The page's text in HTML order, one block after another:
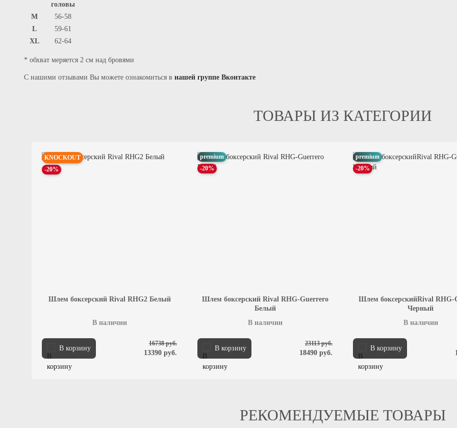
головы
M
56-58
L
59-61
XL
62-64
* обхват меряется 2 см над бровями
С нашими отзывами Вы можете ознакомиться в нашей группе Вконтакте
ТОВАРЫ ИЗ КАТЕГОРИИ
KNOCKOUT
-20%
Шлем боксерский Rival RHG2 Белый
В наличии
В корзину
16738 руб.
13390 руб.
premium
-20%
Шлем боксерский Rival RHG-Guerrero
Белый
В наличии
В корзину
23113 руб.
18490 руб.
premium
-20%
Шлем боксерскийRival RHG-
Черный
В наличии
В корзину
РЕКОМЕНДУЕМЫЕ ТОВАРЫ